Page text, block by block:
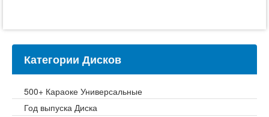
Категории Дисков
500+ Караоке Универсальные
Год выпуска Диска